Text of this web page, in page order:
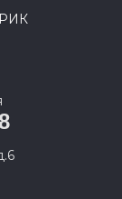
РИК